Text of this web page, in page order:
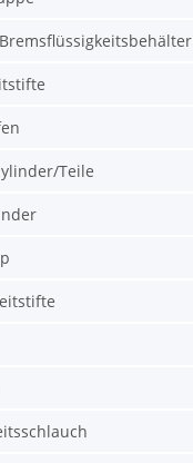
Teile